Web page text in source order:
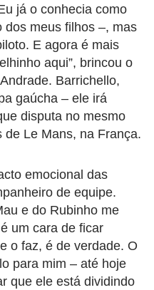
já o conhecia como
dos meus filhos –, mas
E agora é mais
aqui”, brincou o
Barrichello,
gaúcha – ele irá
disputa no mesmo
Le Mans, na França.
emocional das
de equipe.
e do Rubinho me
um cara de ficar
o faz, é de verdade. O
para mim – até hoje
que ele está dividindo